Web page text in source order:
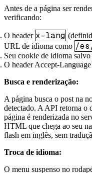
Antes de a página ser
verificando:
O header x-lang
URL de idioma como /
Seu cookie de idioma
O header Accept-
Busca e renderização:
A página busca o post na
detectado. A API retorna o
página é renderizada no
HTML que chega ao seu
flash em inglês, sem
Troca de idioma:
O menu suspenso no